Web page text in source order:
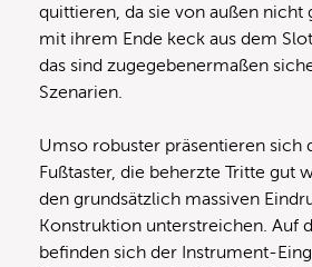
quittieren, da sie von außen nicht
mit ihrem Ende keck aus dem
das sind zugegebenermaßen
Szenarien.
Umso robuster präsentieren sich
Fußtaster, die beherzte Tritte gut
den grundsätzlich massiven
Konstruktion unterstreichen. Auf
befinden sich der Instrument-